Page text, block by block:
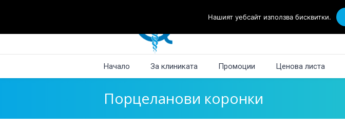
Начало За клиниката Промоции Ценова листа
Порцеланови коронки
Нашият уебсайт използва бисквитки.